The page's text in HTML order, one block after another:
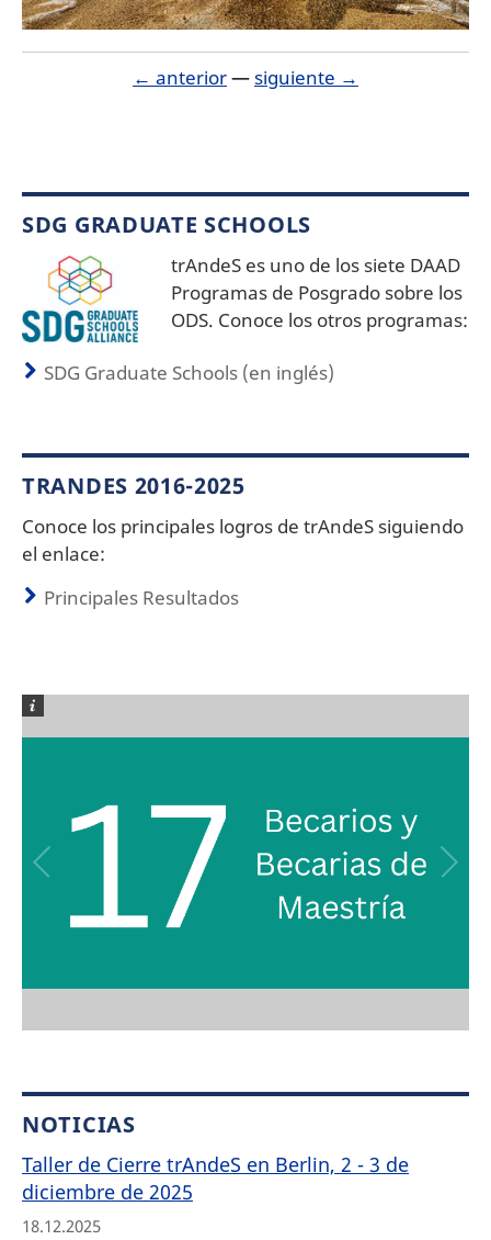
← anterior—siguiente →
SDG GRADUATE SCHOOLS
trAndeS es uno de los siete DAAD
Programas de Posgrado sobre los
ODS. Conoce los otros programas:
SDG Graduate Schools (en inglés)
TRANDES 2016-2025
Conoce los principales logros de trAndeS siguiendo
el enlace:
Principales Resultados
NOTICIAS
Taller de Cierre trAndeS en Berlin, 2 - 3 de
diciembre de 2025
18.12.2025